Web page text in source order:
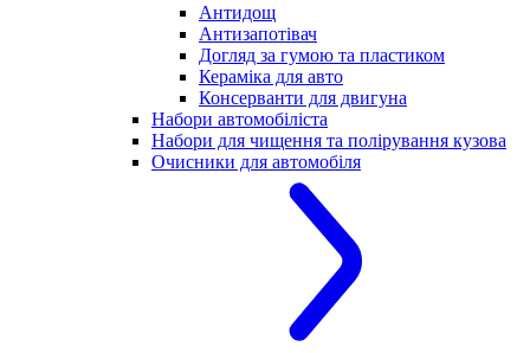
Антидощ
Антизапотівач
Догляд за гумою та пластиком
Кераміка для авто
Консерванти для двигуна
Набори автомобіліста
Набори для чищення та полірування кузова
Очисники для автомобіля